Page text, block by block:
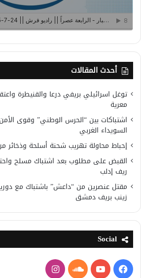
أحدث المقالات
توغل اسرائيلي بريفي درعا والقنيطرة
معرية
اشتباكات بين “الحرس الوطني” وقوى
السويداء الغربي
إحباط محاولة تهريب شحنة أسلحة
ريف إدلب
مقتل عنصرين من “داعش” باشتباك مع
زينب بريف دمشق
Social
فيسبوكيوتيوبساوندانستقرام